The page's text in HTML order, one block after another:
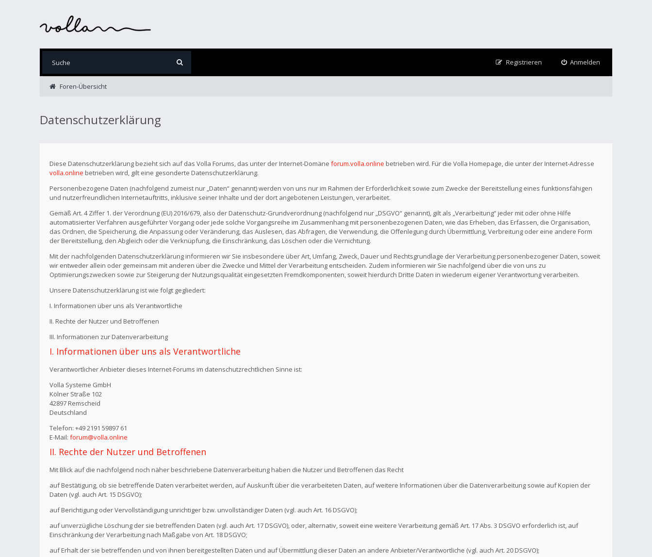
Anmelden
Registrieren
Foren-Übersicht
Datenschutzerklärung
Diese Datenschutzerklärung bezieht sich auf das Volla Forums, das unter der Internet-Domäne forum.volla.online betrieben wird. Für die Volla Homepage, die unter der Internet-Adresse
volla.online betrieben wird, gilt eine gesonderte Datenschutzerklärung.
Personenbezogene Daten (nachfolgend zumeist nur „Daten“ genannt) werden von uns nur im Rahmen der Erforderlichkeit sowie zum Zwecke der Bereitstellung eines funktionsfähigen
und nutzerfreundlichen Internetauftritts, inklusive seiner Inhalte und der dort angebotenen Leistungen, verarbeitet.
Gemäß Art. 4 Ziffer 1. der Verordnung (EU) 2016/679, also der Datenschutz-Grundverordnung (nachfolgend nur „DSGVO“ genannt), gilt als „Verarbeitung“ jeder mit oder ohne Hilfe
automatisierter Verfahren ausgeführter Vorgang oder jede solche Vorgangsreihe im Zusammenhang mit personenbezogenen Daten, wie das Erheben, das Erfassen, die Organisation,
das Ordnen, die Speicherung, die Anpassung oder Veränderung, das Auslesen, das Abfragen, die Verwendung, die Offenlegung durch Übermittlung, Verbreitung oder eine andere Form
der Bereitstellung, den Abgleich oder die Verknüpfung, die Einschränkung, das Löschen oder die Vernichtung.
Mit der nachfolgenden Datenschutzerklärung informieren wir Sie insbesondere über Art, Umfang, Zweck, Dauer und Rechtsgrundlage der Verarbeitung personenbezogener Daten, soweit
wir entweder allein oder gemeinsam mit anderen über die Zwecke und Mittel der Verarbeitung entscheiden. Zudem informieren wir Sie nachfolgend über die von uns zu
Optimierungszwecken sowie zur Steigerung der Nutzungsqualität eingesetzten Fremdkomponenten, soweit hierdurch Dritte Daten in wiederum eigener Verantwortung verarbeiten.
Unsere Datenschutzerklärung ist wie folgt gegliedert:
I. Informationen über uns als Verantwortliche
II. Rechte der Nutzer und Betroffenen
III. Informationen zur Datenverarbeitung
I. Informationen über uns als Verantwortliche
Verantwortlicher Anbieter dieses Internet-Forums im datenschutzrechtlichen Sinne ist:
Volla Systeme GmbH
Kölner Straße 102
42897 Remscheid
Deutschland
Telefon: +49 2191 59897 61
E-Mail: forum@volla.online
II. Rechte der Nutzer und Betroffenen
Mit Blick auf die nachfolgend noch näher beschriebene Datenverarbeitung haben die Nutzer und Betroffenen das Recht
auf Bestätigung, ob sie betreffende Daten verarbeitet werden, auf Auskunft über die verarbeiteten Daten, auf weitere Informationen über die Datenverarbeitung sowie auf Kopien der
Daten (vgl. auch Art. 15 DSGVO);
auf Berichtigung oder Vervollständigung unrichtiger bzw. unvollständiger Daten (vgl. auch Art. 16 DSGVO);
auf unverzügliche Löschung der sie betreffenden Daten (vgl. auch Art. 17 DSGVO), oder, alternativ, soweit eine weitere Verarbeitung gemäß Art. 17 Abs. 3 DSGVO erforderlich ist, auf
Einschränkung der Verarbeitung nach Maßgabe von Art. 18 DSGVO;
auf Erhalt der sie betreffenden und von ihnen bereitgestellten Daten und auf Übermittlung dieser Daten an andere Anbieter/Verantwortliche (vgl. auch Art. 20 DSGVO);